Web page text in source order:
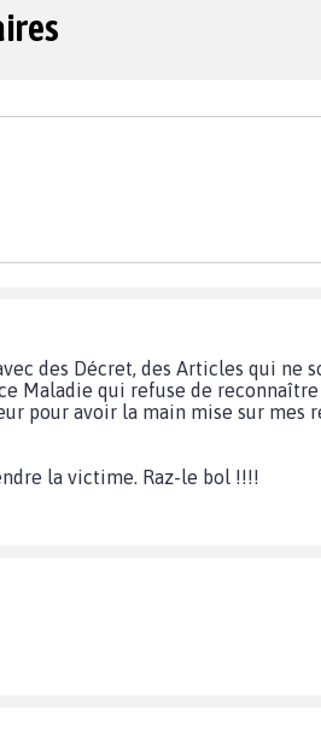
des Décret, des Articles qui ne
Maladie qui refuse de
pour avoir la main mise sur mes
la victime. Raz-le bol !!!!